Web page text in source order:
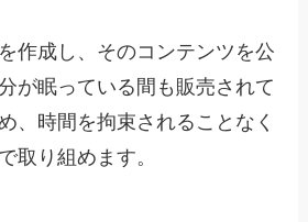
作成し、そのコンテンツを公
が眠っている間も販売されて
、 時間を拘束されることなく
取り組めます。